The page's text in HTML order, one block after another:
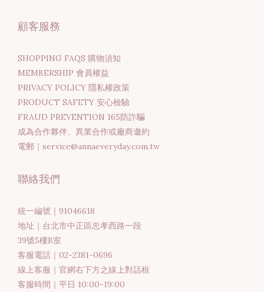
顧客服務
SHOPPING FAQS 購物須知
MEMBERSHIP 會員權益
PRIVACY POLICY 隱私權政策
PRODUCT SAFETY 安心檢驗
FRAUD PREVENTION 165防詐騙
成為合作夥伴、異業合作或廠商邀約
電郵｜service@annaeveryday.com.tw
聯絡我們
統一編號｜91046618
地址｜台北市中正區忠孝西路一段
39號5樓B室
客服電話｜02-2381-0696
線上客服｜官網右下方之線上對話框
客服時間｜平日 10:00-19:00